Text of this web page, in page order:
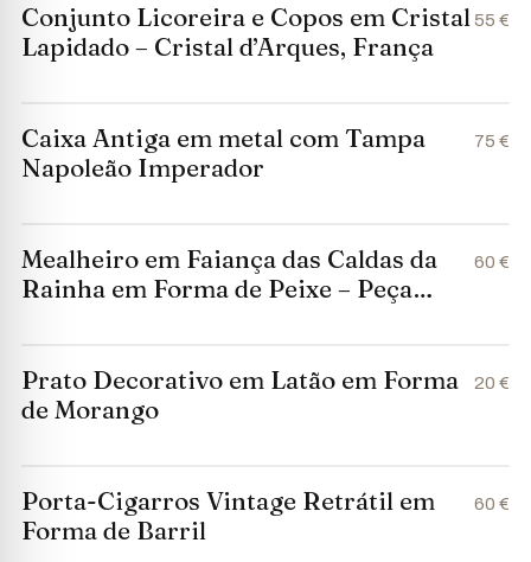
Conjunto Licoreira e Copos em Cristal
Lapidado – Cristal d’Arques, França
55 €
Caixa Antiga em metal com Tampa
Napoleão Imperador
75 €
Mealheiro em Faiança das Caldas da
Rainha em Forma de Peixe – Peça
60 €
Prato Decorativo em Latão em Forma
de Morango
20 €
Porta-Cigarros Vintage Retrátil em
Forma de Barril
60 €